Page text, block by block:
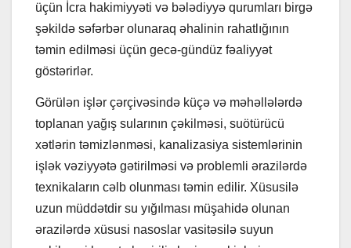
üçün İcra hakimiyyəti və bələdiyyə qurumları birgə
şəkildə səfərbər olunaraq əhalinin rahatlığının
təmin edilməsi üçün gecə-gündüz fəaliyyət
göstərirlər.
Görülən işlər çərçivəsində küçə və məhəllələrdə
toplanan yağış sularının çəkilməsi, suötürücü
xətlərin təmizlənməsi, kanalizasiya sistemlərinin
işlək vəziyyətə gətirilməsi və problemli ərazilərdə
texnikaların cəlb olunması təmin edilir. Xüsusilə
uzun müddətdir su yığılması müşahidə olunan
ərazilərdə xüsusi nasoslar vasitəsilə suyun